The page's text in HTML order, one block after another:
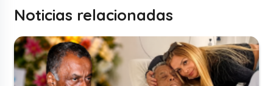
Noticias relacionadas